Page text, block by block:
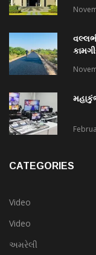
CATEGORIES
Video
Video
અમરેલી